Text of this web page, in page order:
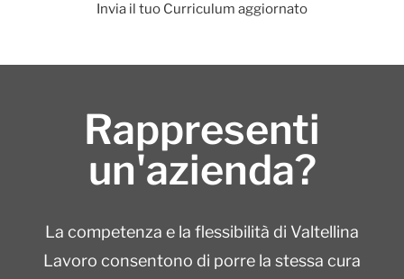
Invia il tuo Curriculum aggiornato
Rappresenti
un'azienda?
La competenza e la flessibilità di Valtellina
Lavoro consentono di porre la stessa cura